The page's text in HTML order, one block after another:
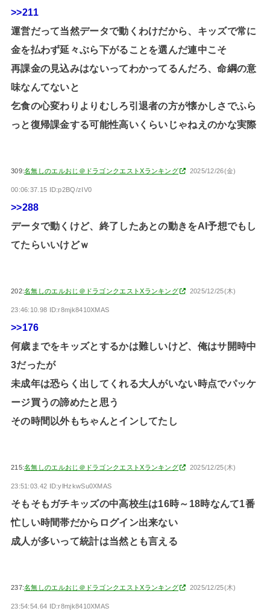
>>211
運営だって当然データで動くわけだから、キッズで常に
金を払わず延々ぶら下がることを選んだ連中こそ
再課金の見込みはないってわかってるんだろ、命綱の意
味なんてないと
乞食の心変わりよりむしろ引退者の方が懐かしさでふら
っと復帰課金する可能性高いくらいじゃねえのかな実際
309:名無しのエルおじ＠ドラゴンクエストXランキング 2025/12/26(金)
00:06:37.15 ID:p2BQ/zIV0
>>288
データで動くけど、終了したあとの動きをAI予想でもし
てたらいいけどｗ
202:名無しのエルおじ＠ドラゴンクエストXランキング 2025/12/25(木)
23:46:10.98 ID:r8mjk8410XMAS
>>176
何歳までをキッズとするかは難しいけど、俺はサ開時中
3だったが
未成年は恐らく出してくれる大人がいない時点でパッケ
ージ買うの諦めたと思う
その時間以外もちゃんとインしてたし
215:名無しのエルおじ＠ドラゴンクエストXランキング 2025/12/25(木)
23:51:03.42 ID:ylHzkwSu0XMAS
そもそもガチキッズの中高校生は16時～18時なんて1番
忙しい時間帯だからログイン出来ない
成人が多いって統計は当然とも言える
237:名無しのエルおじ＠ドラゴンクエストXランキング 2025/12/25(木)
23:54:54.64 ID:r8mjk8410XMAS